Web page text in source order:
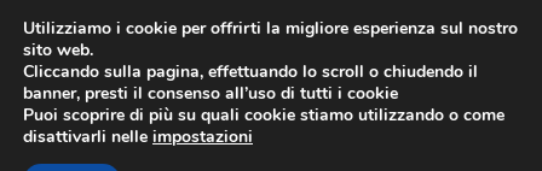
contenuto
Utilizziamo i cookie per offrirti la migliore esperienza sul nostro
sito web.
Cliccando sulla pagina, effettuando lo scroll o chiudendo il
banner, presti il consenso all’uso di tutti i cookie
Puoi scoprire di più su quali cookie stiamo utilizzando o come
disattivarli nelle impostazioni